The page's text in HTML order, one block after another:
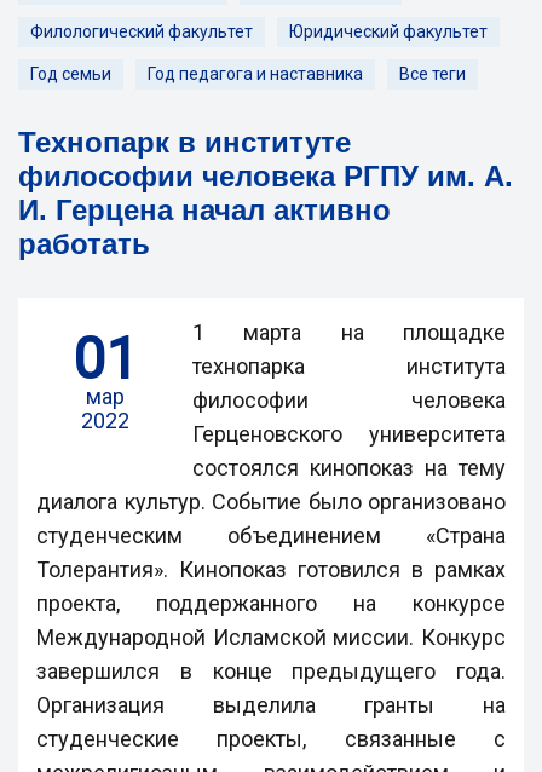
Филологический факультет Юридический факультет
Год семьи Год педагога и наставника Все теги
Технопарк в институте
философии человека РГПУ им. А.
И. Герцена начал активно
работать
01
мар
2022
1 марта на площадке
технопарка института
философии человека
Герценовского университета
состоялся кинопоказ на тему
диалога культур. Событие было организовано
студенческим объединением «Страна
Толерантия». Кинопоказ готовился в рамках
проекта, поддержанного на конкурсе
Международной Исламской миссии. Конкурс
завершился в конце предыдущего года.
Организация выделила гранты на
студенческие проекты, связанные с